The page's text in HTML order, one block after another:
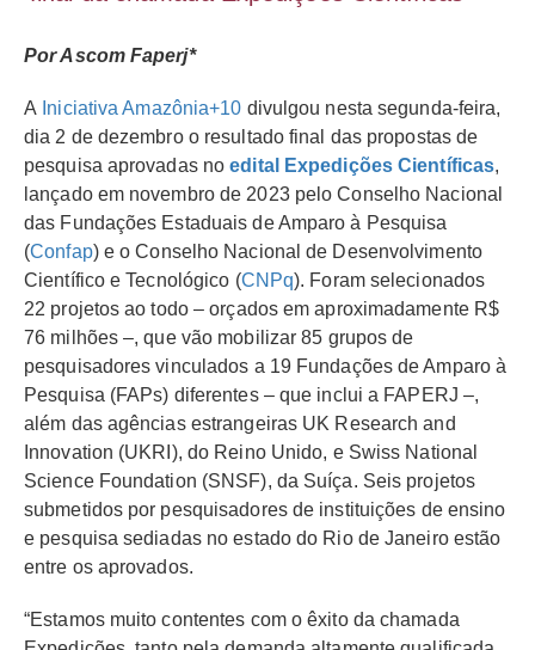
Por Ascom Faperj*
A Iniciativa Amazônia+10 divulgou nesta segunda-feira,
dia 2 de dezembro o resultado final das propostas de
pesquisa aprovadas no edital Expedições Científicas,
lançado em novembro de 2023 pelo Conselho Nacional
das Fundações Estaduais de Amparo à Pesquisa
(Confap) e o Conselho Nacional de Desenvolvimento
Científico e Tecnológico (CNPq). Foram selecionados
22 projetos ao todo – orçados em aproximadamente R$
76 milhões –, que vão mobilizar 85 grupos de
pesquisadores vinculados a 19 Fundações de Amparo à
Pesquisa (FAPs) diferentes – que inclui a FAPERJ –,
além das agências estrangeiras UK Research and
Innovation (UKRI), do Reino Unido, e Swiss National
Science Foundation (SNSF), da Suíça. Seis projetos
submetidos por pesquisadores de instituições de ensino
e pesquisa sediadas no estado do Rio de Janeiro estão
entre os aprovados.
“Estamos muito contentes com o êxito da chamada